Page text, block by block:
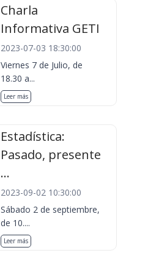
Charla
Informativa GETI
2023-07-03 18:30:00
Viernes 7 de Julio, de
18.30 a...
Leer más
Estadística:
Pasado, presente
...
2023-09-02 10:30:00
Sábado 2 de septiembre,
de 10....
Leer más